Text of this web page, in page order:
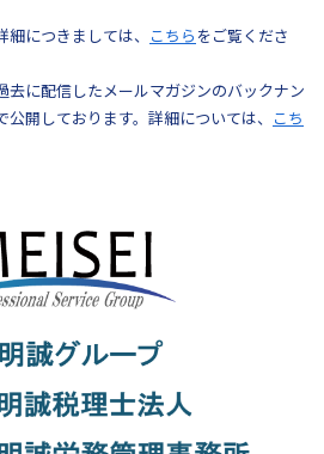
につきましては、 こちら をご覧くださ
に配信したメールマガジンのバックナン
開しております。詳細については、 こち